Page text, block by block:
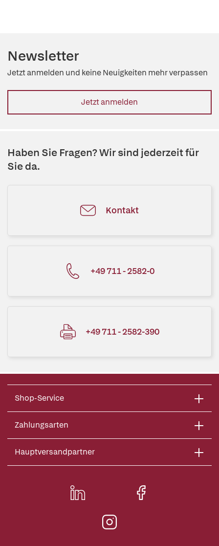
Newsletter
Jetzt anmelden und keine Neuigkeiten mehr verpassen
Jetzt anmelden
Haben Sie Fragen? Wir sind jederzeit für
Sie da.
Kontakt
+49 711 - 2582-0
+49 711 - 2582-390
Shop-Service
Zahlungsarten
Hauptversandpartner